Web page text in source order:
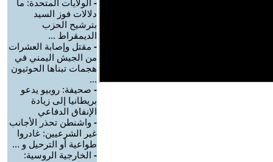
- الولايات المتحدة: ما
دلالات فوز السيد
بترشيح الحزب
الديمقراط ...
- مقتل وإصابة العشرات
من الجيش اليمني في
هجمات تبناها الحوثيون
...
- صحيفة: روبيو يدعو
بريطانيا إلى زيادة
الإنفاق الدفاعي
- واشنطن تحذر الأجانب
غير الشرعيين: غادروا
طواعية أو الترحيل و ...
- الخارجية الروسية: